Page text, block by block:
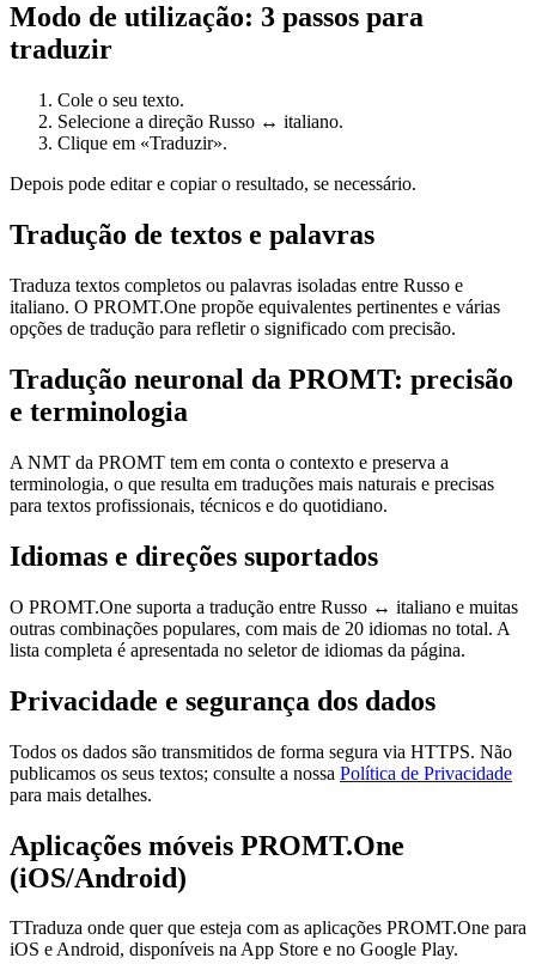
Modo de utilização: 3 passos para
traduzir
Cole o seu texto.
Selecione a direção Russo ↔ italiano.
Clique em «Traduzir».
Depois pode editar e copiar o resultado, se necessário.
Tradução de textos e palavras
Traduza textos completos ou palavras isoladas entre Russo e
italiano. O PROMT.One propõe equivalentes pertinentes e várias
opções de tradução para refletir o significado com precisão.
Tradução neuronal da PROMT: precisão
e terminologia
A NMT da PROMT tem em conta o contexto e preserva a
terminologia, o que resulta em traduções mais naturais e precisas
para textos profissionais, técnicos e do quotidiano.
Idiomas e direções suportados
O PROMT.One suporta a tradução entre Russo ↔ italiano e muitas
outras combinações populares, com mais de 20 idiomas no total. A
lista completa é apresentada no seletor de idiomas da página.
Privacidade e segurança dos dados
Todos os dados são transmitidos de forma segura via HTTPS. Não
publicamos os seus textos; consulte a nossa Política de Privacidade
para mais detalhes.
Aplicações móveis PROMT.One
(iOS/Android)
TTraduza onde quer que esteja com as aplicações PROMT.One para
iOS e Android, disponíveis na App Store e no Google Play.